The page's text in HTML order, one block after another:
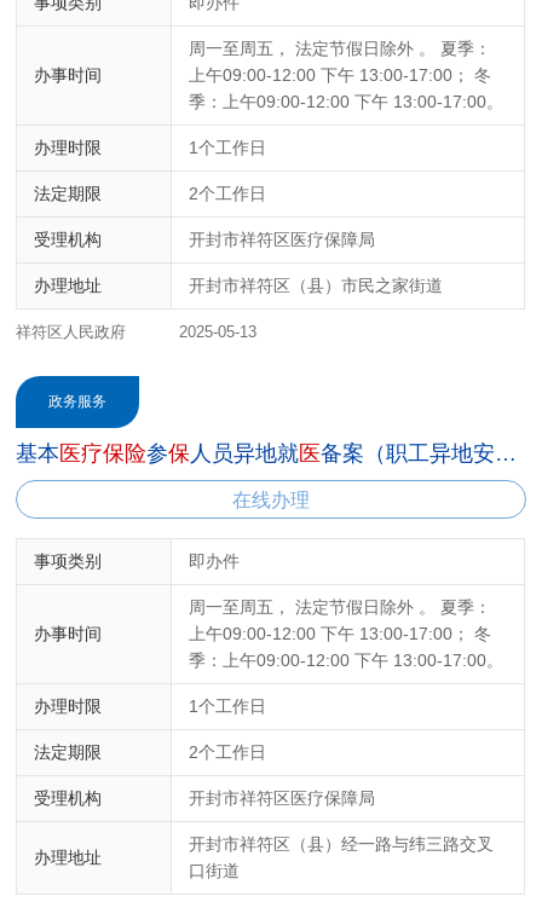
办事时间
周一至周五， 法定节假日除外 。 夏季：
上午09:00-12:00 下午 13:00-17:00； 冬
季：上午09:00-12:00 下午 13:00-17:00。
办理时限 1个工作日
法定期限 2个工作日
受理机构 开封市祥符区医疗保障局
办理地址 开封市祥符区（县）市民之家街道
祥符区人民政府 2025-05-13
政务服务
基本医疗保险参保 人员异地就医备案（职工异地安置退休人员）
在线办理
事项类别 即办件
办事时间
周一至周五， 法定节假日除外 。 夏季：
上午09:00-12:00 下午 13:00-17:00； 冬
季：上午09:00-12:00 下午 13:00-17:00。
办理时限 1个工作日
法定期限 2个工作日
受理机构 开封市祥符区医疗保障局
办理地址
开封市祥符区（县）经一路与纬三路交叉
口街道